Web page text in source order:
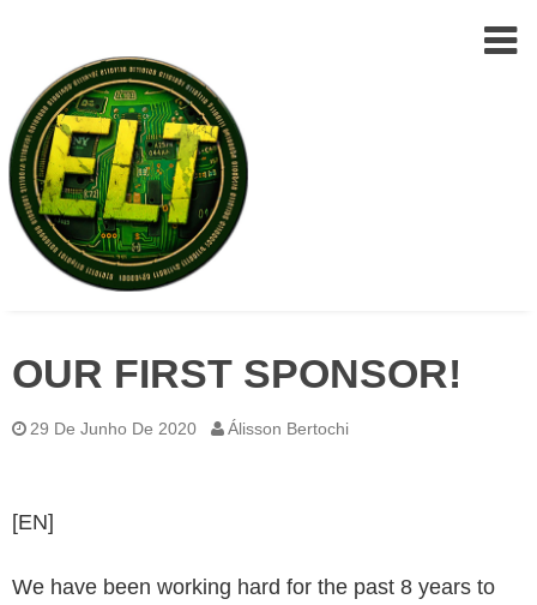
Team
to
OUR FIRST SPONSOR!
29 De Junho De 2020 Álisson Bertochi
[EN]
We have been working hard for the past 8 years to